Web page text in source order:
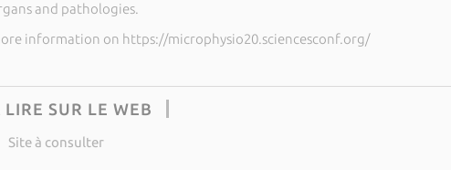
and pathologies.
information on https://microphysio20.sciencesconf.org/
LIRE SUR LE WEB
Site à consulter